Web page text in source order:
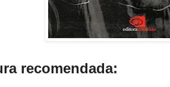
recomendada: